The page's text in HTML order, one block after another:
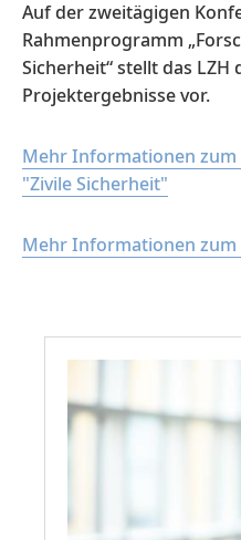
Auf der zweitägigen
Rahmenprogramm
Sicherheit“ stellt das LZH
Projektergebnisse vor.
Mehr Informationen
"Zivile Sicherheit"
Mehr Informationen zum